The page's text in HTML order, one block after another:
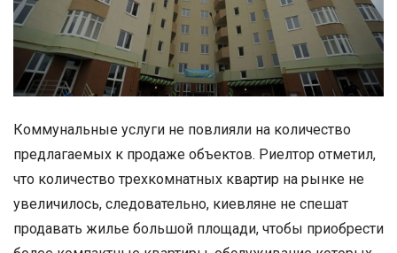
Коммунальные услуги не повлияли на количество
предлагаемых к продаже объектов. Риелтор отметил,
что количество трехкомнатных квартир на рынке не
увеличилось, следовательно, киевляне не спешат
продавать жилье большой площади, чтобы приобрести